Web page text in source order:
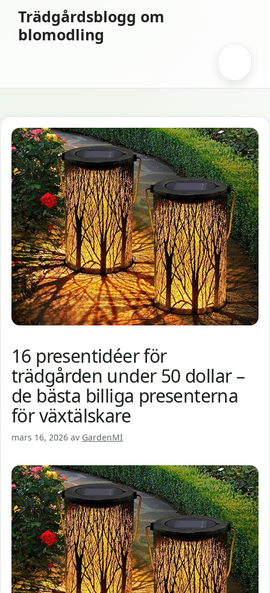
innehåll
Trädgårdsblogg om
blomodling
16 presentidéer för
trädgården under 50 dollar –
de bästa billiga presenterna
för växtälskare
mars 16, 2026 av GardenMI